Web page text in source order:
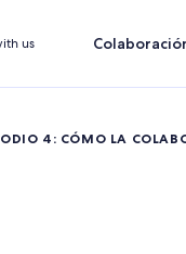
us
4: CÓMO LA